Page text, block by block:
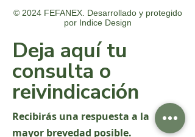
© 2024 FEFANEX. Desarrollado y protegido
por Indice Design
Deja aquí tu
consulta o
reivindicación
Recibirás una respuesta a la
mayor brevedad posible.